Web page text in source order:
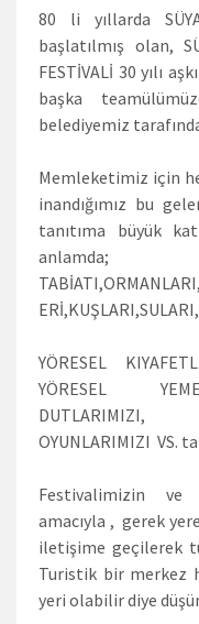
80 li yıllarda
başlatılmış olan,
FESTİVALİ 30 yılı
başka
belediyemiz
Memleketimiz için
inandığımız bu
tanıtıma büyük
anlamda;
YÖRESEL
YÖRESEL
DUTLARIMIZI,
OYUNLARIMIZI VS.
Festivalimizin ve
amacıyla , gerek
iletişime geçilerek
Turistik bir merkez
yeri olabilir diye